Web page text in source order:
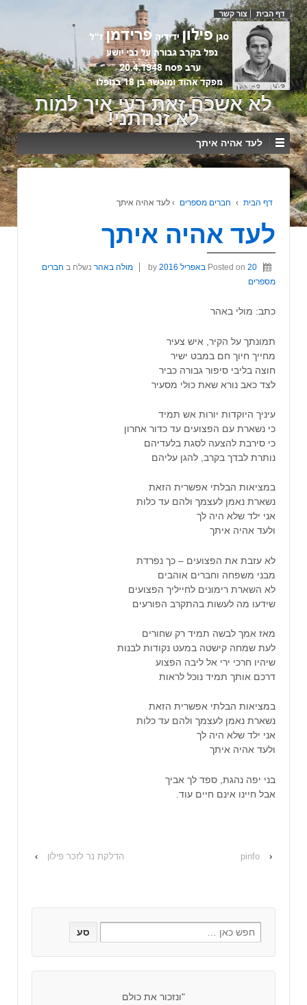
דף הבית צור קשר
לא אשכח זאת רעי איך למות
לא זנחתני!
לעד אהיה איתך
דף הבית › חברים מספרים › לעד אהיה איתך
לעד אהיה איתך
Posted on 20 באפריל 2016 מולה באהר נשלח ב חברים
מספרים
כתב: מולי באהר
תמונתך על הקיר, איש צעיר
מחייך חיוך חם במבט ישיר
חוצה בליבי סיפור גבורה כביר
לצד כאב נורא שאת כולי מסעיר
עיניך היוקדות יורות אש תמיד
כי נשארת עם הפצועים עד כדור אחרון
כי סירבת להצעה לסגת בלעדיהם
נותרת לבדך בקרב, להגן עליהם
במציאות הבלתי אפשרית הזאת
נשארת נאמן לעצמך ולהם עד כלות
אני ילד שלא היה לך
ולעד אהיה איתך
לא עזבת את הפצועים – כך נפרדת
מבני משפחה וחברים אוהבים
לא השארת רימונים לחייליך הפצועים
שידעו מה לעשות בהתקרב הפורעים
מאז אמך לבשה תמיד רק שחורים
לעת שמחה קישטה במעט נקודות לבנות
שיהיו חרכי ירי אל ליבה הפצוע
דרכם אותך תמיד נוכל לראות
במציאות הבלתי אפשרית הזאת
נשארת נאמן לעצמך ולהם עד כלות
אני ילד שלא היה לך
ולעד אהיה איתך
בני יפה נהגת, ספד לך אביך
אבל חיינו אינם חיים עוד.
‹
pinfo הדלקת נר לזכר פילון ›
"ונזכור את כולם